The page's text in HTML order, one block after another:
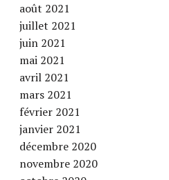
août 2021
juillet 2021
juin 2021
mai 2021
avril 2021
mars 2021
février 2021
janvier 2021
décembre 2020
novembre 2020